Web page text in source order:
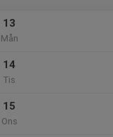
13
Mån
14
Tis
15
Ons